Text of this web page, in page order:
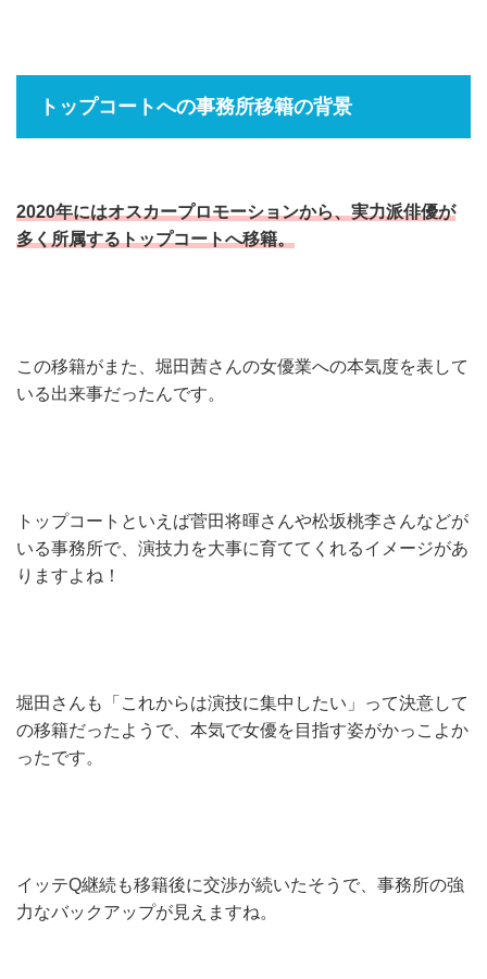
トップコートへの事務所移籍の背景
2020年にはオスカープロモーションから、実力派俳優が
多く所属するトップコートへ移籍。
この移籍がまた、堀田茜さんの女優業への本気度を表して
いる出来事だったんです。
トップコートといえば菅田将暉さんや松坂桃李さんなどが
いる事務所で、演技力を大事に育ててくれるイメージがあ
りますよね！
堀田さんも「これからは演技に集中したい」って決意して
の移籍だったようで、本気で女優を目指す姿がかっこよか
ったです。
イッテQ継続も移籍後に交渉が続いたそうで、事務所の強
力なバックアップが見えますね。